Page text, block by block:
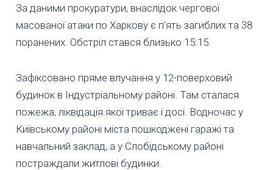
За даними прокуратури, внаслідок чергової
масованої атаки по Харкову є п'ять загиблих та 38
поранених. Обстріл стався близько 15:15.
Зафіксовано пряме влучання у 12-поверховий
будинок в Індустріальному районі. Там сталася
пожежа, ліквідація якої триває і досі. Водночас у
Київському районі міста пошкоджені гаражі та
навчальний заклад, а у Слобідському районі
постраждали житлові будинки.